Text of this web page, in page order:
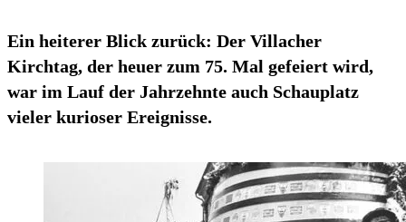
Ein heiterer Blick zurück: Der Villacher
Kirchtag, der heuer zum 75. Mal gefeiert wird,
war im Lauf der Jahrzehnte auch Schauplatz
vieler kurioser Ereignisse.